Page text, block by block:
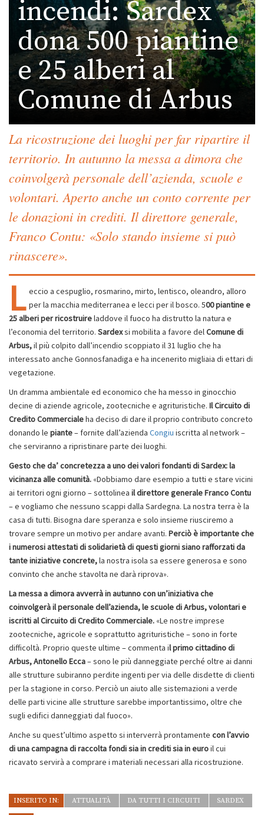
incendi: Sardex
dona 500 piantine
e 25 alberi al
Comune di Arbus
La ricostruzione dei luoghi per far ripartire il
territorio. In autunno la messa a dimora che
coinvolgerà personale dell’azienda, scuole e
volontari. Aperto anche un conto corrente per
le donazioni in crediti. Il direttore generale,
Franco Contu: «Solo stando insieme si può
rinascere».
L eccio a cespuglio, rosmarino, mirto, lentisco, oleandro, alloro
per la macchia mediterranea e lecci per il bosco. 500 piantine e
25 alberi per ricostruireladdove il fuoco ha distrutto la natura e
l’economia del territorio. Sardexsi mobilita a favore delComune di
Arbus,il più colpito dall’incendio scoppiato il 31 luglio che ha
interessato anche Gonnosfanadiga e ha incenerito migliaia di ettari di
vegetazione.
Un dramma ambientale ed economico che ha messo in ginocchio
decine di aziende agricole, zootecniche e agrituristiche. Il Circuito di
Credito Commercialeha deciso di dare il proprio contributo concreto
donando le piante– fornite dall’azienda Congiu iscritta al network –
che serviranno a ripristinare parte dei luoghi.
Gesto che da’ concretezza a uno dei valori fondanti di Sardex: la
vicinanza alle comunità. «Dobbiamo dare esempio a tutti e stare vicini
ai territori ogni giorno – sottolinea il direttore generale Franco Contu
– e vogliamo che nessuno scappi dalla Sardegna. La nostra terra è la
casa di tutti. Bisogna dare speranza e solo insieme riusciremo a
trovare sempre un motivo per andare avanti. Perciò è importante che
i numerosi attestati di solidarietà di questi giorni siano rafforzati da
tante iniziative concrete,la nostra isola sa essere generosa e sono
convinto che anche stavolta ne darà riprova».
La messa a dimora avverrà in autunno con un’iniziativa che
coinvolgerà il personale dell’azienda, le scuole di Arbus, volontari e
iscritti al Circuito di Credito Commerciale. «Le nostre imprese
zootecniche, agricole e soprattutto agrituristiche – sono in forte
difficoltà. Proprio queste ultime – commenta il primo cittadino di
Arbus, Antonello Ecca– sono le più danneggiate perché oltre ai danni
alle strutture subiranno perdite ingenti per via delle disdette di clienti
per la stagione in corso. Perciò un aiuto alle sistemazioni a verde
delle parti vicine alle strutture sarebbe importantissimo, oltre che
sugli edifici danneggiati dal fuoco».
Anche su quest’ultimo aspetto si interverrà prontamente con l’avvio
di una campagna di raccolta fondi sia in crediti sia in euroil cui
ricavato servirà a comprare i materiali necessari alla ricostruzione.
INSERITO IN: ATTUALITÀ DA TUTTI I CIRCUITI SARDEX